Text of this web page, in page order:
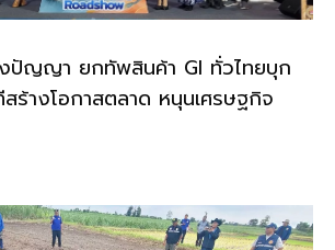
ปัญญา ยกทัพสินค้า GI ทั่วไทยบุก
ร้างโอกาสตลาด หนุนเศรษฐกิจ